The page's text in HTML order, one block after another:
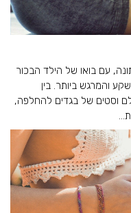
עם בואו של הילד הבכור
והמרגש ביותר. בין
וסטים של בגדים להחלפה,